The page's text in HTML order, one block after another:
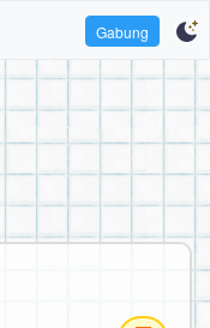
Gabung